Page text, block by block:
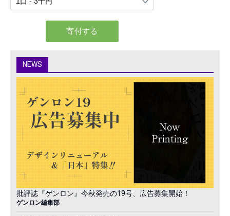
NEWS
批評誌『ゲンロン』今秋発売の19号、広告募集開始！
ゲンロン編集部